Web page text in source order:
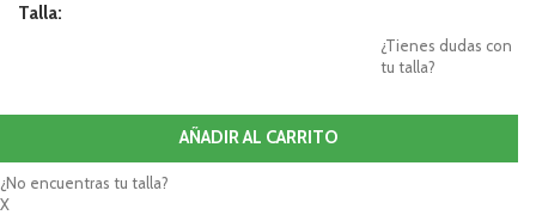
Talla:
¿Tienes dudas con
tu talla?
AÑADIR AL CARRITO
¿No encuentras tu talla?
X